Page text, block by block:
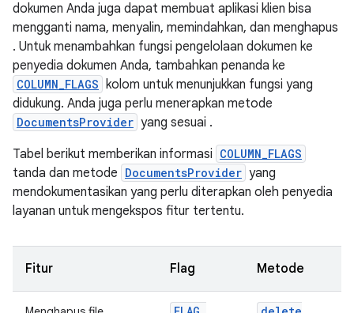
dokumen Anda juga dapat membuat aplikasi klien bisa
mengganti nama, menyalin, memindahkan, dan menghapus
. Untuk menambahkan fungsi pengelolaan dokumen ke
penyedia dokumen Anda, tambahkan penanda ke
COLUMN_FLAGS kolom untuk menunjukkan fungsi yang
didukung. Anda juga perlu menerapkan metode
DocumentsProvider yang sesuai .
Tabel berikut memberikan informasi COLUMN_FLAGS
tanda dan metode DocumentsProvider yang
mendokumentasikan yang perlu diterapkan oleh penyedia
layanan untuk mengekspos fitur tertentu.
Fitur Flag Metode